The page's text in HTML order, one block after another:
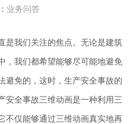
业务问答
是我们关注的焦点。无论是建筑
，我们都希望能够尽可能地避免
避免的，这时，生产安全事故的
安全事故三维动画是一种利用三
不仅能够通过三维动画真实地再